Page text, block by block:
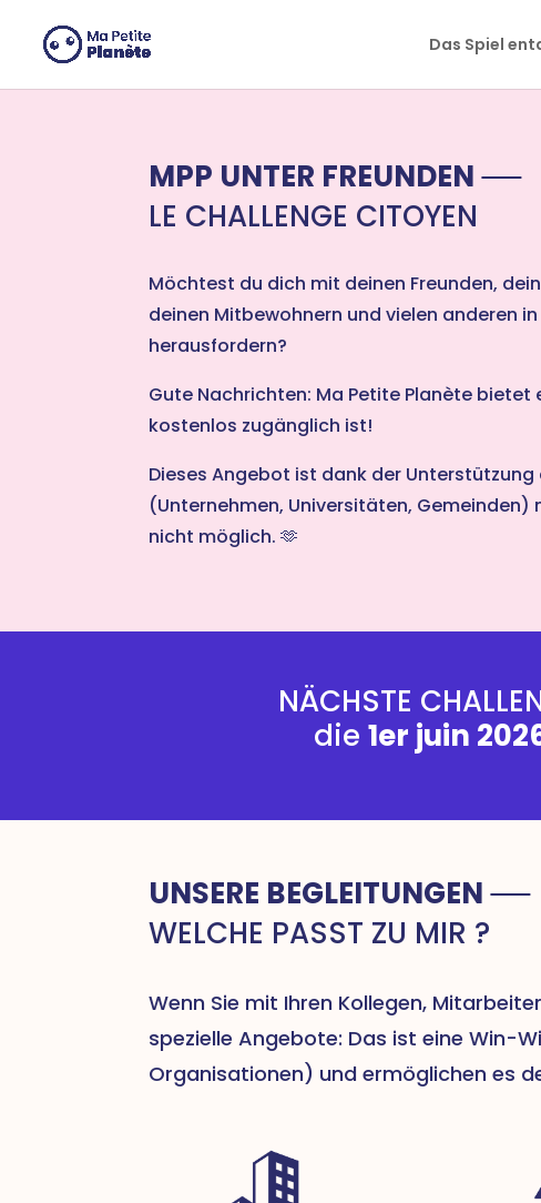
Das Spiel
MPP UNTER FREUNDEN
LE CHALLENGE CITOYEN
Möchtest du dich mit deinen Freunden,
deinen Mitbewohnern und vielen anderen
herausfordern?
Gute Nachrichten: Ma Petite Planète bietet
kostenlos zugänglich ist!
Dieses Angebot ist dank der
(Unternehmen, Universitäten, Gemeinden)
nicht möglich. 🫶
NÄCHSTE
die 1er juin
UNSERE BEGLEITUNGEN
WELCHE PASST ZU MIR ?
Wenn Sie mit Ihren Kollegen,
spezielle Angebote: Das ist eine Win-
Organisationen) und ermöglichen es